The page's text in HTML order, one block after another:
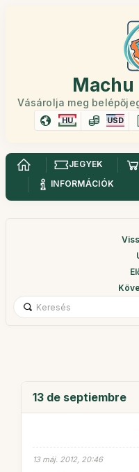
Machu
Vásárolja meg
HU USD
JEGYEK
INFORMÁCIÓK
13 de septiembre
13 máj. 2012, 20:46